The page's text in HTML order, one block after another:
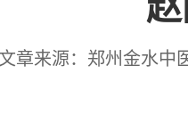
章来源：郑州金水中